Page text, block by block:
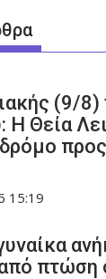
(9/8)
Θεία
15:19
πτώση